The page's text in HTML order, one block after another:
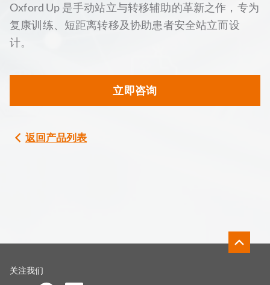
Oxford Up 是手动站立与转移辅助的革新之作，专为
复康训练、短距离转移及协助患者安全站立而设
计。
立即咨询
返回产品列表
关注我们